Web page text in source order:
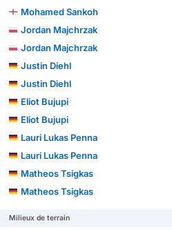
Mohamed Sankoh
Jordan Majchrzak
Jordan Majchrzak
Justin Diehl
Justin Diehl
Eliot Bujupi
Eliot Bujupi
Lauri Lukas Penna
Lauri Lukas Penna
Matheos Tsigkas
Matheos Tsigkas
Milieux de terrain